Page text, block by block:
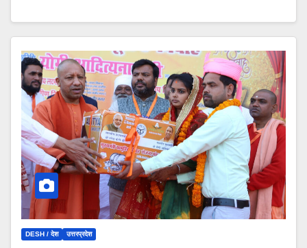
DESH / देश उत्तरप्रदेश